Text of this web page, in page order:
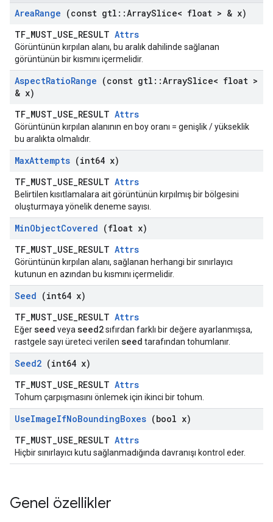
AreaRange (const gtl ::ArraySlice< float > & x)
TF_MUST_USE_RESULT Attrs
Görüntünün kırpılan alanı, bu aralık dahilinde sağlanan
görüntünün bir kısmını içermelidir.
AspectRatioRange (const gtl ::ArraySlice< float >
& x)
TF_MUST_USE_RESULT Attrs
Görüntünün kırpılan alanının en boy oranı = genişlik / yükseklik
bu aralıkta olmalıdır.
MaxAttempts (int64 x)
TF_MUST_USE_RESULT Attrs
Belirtilen kısıtlamalara ait görüntünün kırpılmış bir bölgesini
oluşturmaya yönelik deneme sayısı.
MinObjectCovered (float x)
TF_MUST_USE_RESULT Attrs
Görüntünün kırpılan alanı, sağlanan herhangi bir sınırlayıcı
kutunun en azından bu kısmını içermelidir.
Seed (int64 x)
TF_MUST_USE_RESULT Attrs
Eğerseed veya seed2sıfırdan farklı bir değere ayarlanmışsa,
rastgele sayı üreteci verilen seed tarafından tohumlanır.
Seed2 (int64 x)
TF_MUST_USE_RESULT Attrs
Tohum çarpışmasını önlemek için ikinci bir tohum.
UseImageIfNoBoundingBoxes (bool x)
TF_MUST_USE_RESULT Attrs
Hiçbir sınırlayıcı kutu sağlanmadığında davranışı kontrol eder.
Genel özellikler